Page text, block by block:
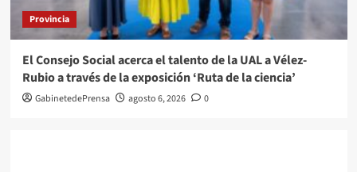
Provincia
El Consejo Social acerca el talento de la UAL a Vélez-
Rubio a través de la exposición ‘Ruta de la ciencia’
GabinetedePrensa agosto 6, 2026 0